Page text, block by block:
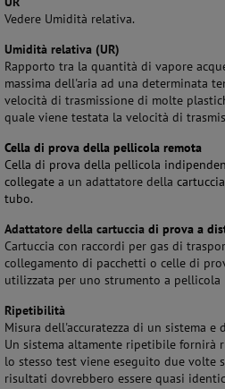
Vedere Umidità relativa.
Umidità relativa (UR)
Rapporto tra la quantità di vapore
massima dell'aria ad una determinata
velocità di trasmissione di molte
quale viene testata la velocità di
Cella di prova della pellicola remota
Cella di prova della pellicola
collegate a un adattatore della cartuccia
tubo.
Adattatore della cartuccia di prova a
Cartuccia con raccordi per gas di
collegamento di pacchetti o celle di
utilizzata per uno strumento a pellicola
Ripetibilità
Misura dell'accuratezza di un sistema
Un sistema altamente ripetibile fornirà
lo stesso test viene eseguito due volte
risultati dovrebbero essere quasi